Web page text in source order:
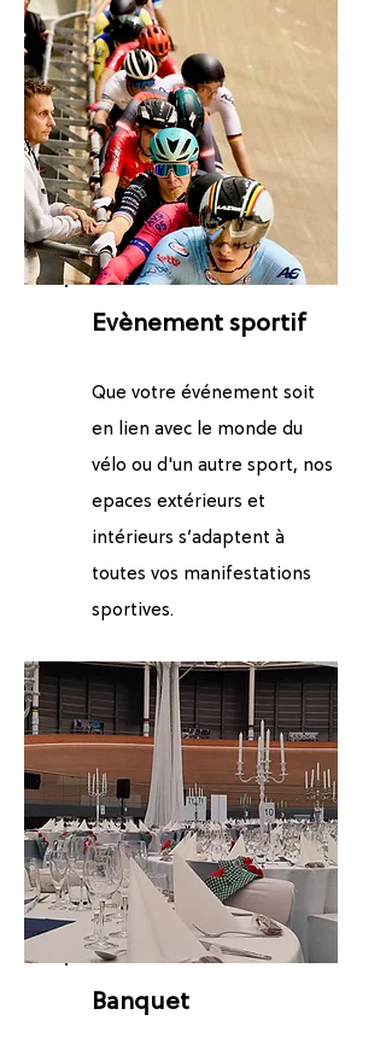
Evènement sportif
Que votre événement soit
en lien avec le monde du
vélo ou d'un autre sport, nos
epaces extérieurs et
intérieurs s’adaptent à
toutes vos manifestations
sportives.​​​
Banquet